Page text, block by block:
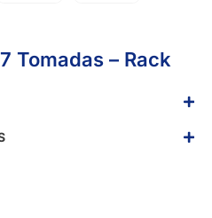
Tomadas – Rack